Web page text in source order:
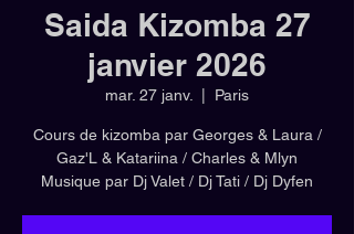
Saida Kizomba 27
janvier 2026
mar. 27 janv. Paris
Cours de kizomba par Georges & Laura /
Gaz'L & Katariina / Charles & Mlyn
Musique par Dj Valet / Dj Tati / Dj Dyfen